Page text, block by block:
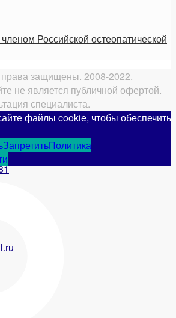
Российской остеопатической
защищены. 2008-2022.
не является публичной офертой.
специалиста.
файлы cookie, чтобы обеспечить
ЗапретитьПолитика